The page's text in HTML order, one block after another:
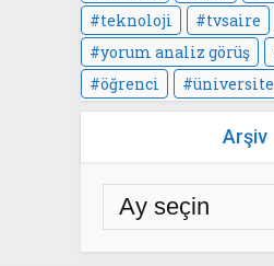
teknoloji
tvsaire
yorum analiz görüş
öğrenci
üniversite
Arşiv